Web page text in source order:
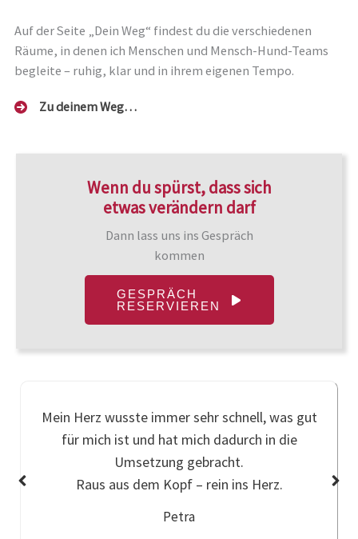
Auf der Seite „Dein Weg“ findest du die verschiedenen
Räume, in denen ich Menschen und Mensch-Hund-Teams
begleite – ruhig, klar und in ihrem eigenen Tempo.
Zu deinem Weg…
Wenn du spürst, dass sich
etwas verändern darf
Dann lass uns ins Gespräch
kommen
GESPRÄCH
RESERVIEREN
Mein Herz wusste immer sehr schnell, was gut
für mich ist und hat mich dadurch in die
Umsetzung gebracht.
Raus aus dem Kopf – rein ins Herz.
Petra